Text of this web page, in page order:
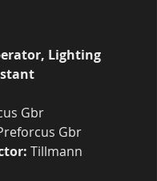
Lighting
Gbr
Gbr
Tillmann